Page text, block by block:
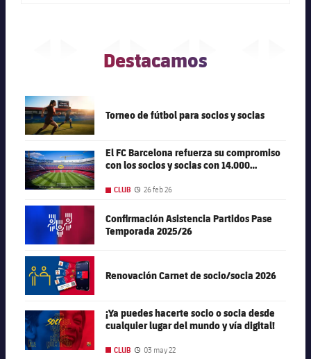
Destacamos
FC Barcelona club badge
Torneo de fútbol para socios y socias
FC Barcelona club badge
El FC Barcelona refuerza su compromiso
con los socios y socias con 14.000
NouCLUB Fecha de publicación
26 feb 26
FC Barcelona club badge
Confirmación Asistencia Partidos Pase
Temporada 2025/26
FC Barcelona club badge
Renovación Carnet de socio/socia 2026
FC Barcelona club badge
¡Ya puedes hacerte socio o socia desde
cualquier lugar del mundo y vía digital!
CLUB Fecha de publicación
03 may 22